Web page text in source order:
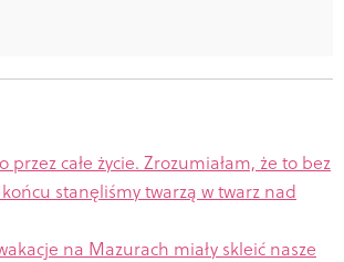
przez całe życie. Zrozumiałam, że to bez
stanęliśmy twarzą w twarz nad
na Mazurach miały skleić nasze